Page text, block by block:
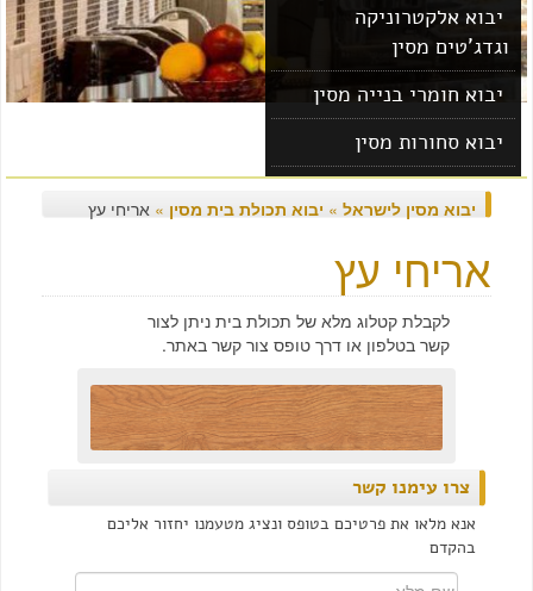
יבוא אלקטרוניקה
וגדג'טים מסין
יבוא חומרי בנייה מסין
יבוא סחורות מסין
יבוא מוצרים מסין
יבוא מסין לישראל»יבוא תכולת בית מסין»אריחי עץ
אריחי עץ
לקבלת קטלוג מלא של תכולת בית ניתן לצור
קשר בטלפון או דרך טופס צור קשר באתר.
צרו עימנו קשר
אנא מלאו את פרטיכם בטופס ונציג מטעמנו יחזור אליכם
בהקדם